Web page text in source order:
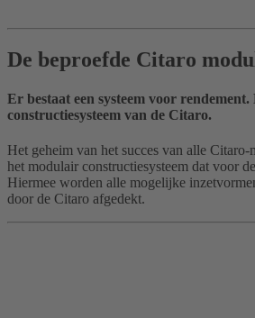
De beproefde Citaro
Er bestaat een systeem voor
constructiesysteem van de Citaro.
Het geheim van het succes van alle Citaro-
het modulair constructiesysteem dat voor
Hiermee worden alle mogelijke
door de Citaro afgedekt.